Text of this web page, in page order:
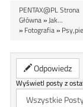
PENTAX@PL Strona
Główna»Jak...
» Fotografia»
Odpowiedz
Wyświetl posty z